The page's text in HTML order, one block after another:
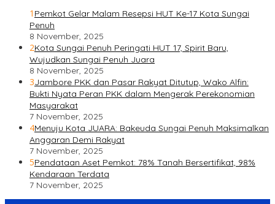
1 Pemkot Gelar Malam Resepsi HUT Ke-17 Kota Sungai
Penuh
8 November, 2025
2Kota Sungai Penuh Peringati HUT 17, Spirit Baru,
Wujudkan Sungai Penuh Juara
8 November, 2025
3Jambore PKK dan Pasar Rakyat Ditutup, Wako Alfin:
Bukti Nyata Peran PKK dalam Mengerak Perekonomian
Masyarakat
7 November, 2025
4Menuju Kota JUARA: Bakeuda Sungai Penuh Maksimalkan
Anggaran Demi Rakyat
7 November, 2025
5Pendataan Aset Pemkot: 78% Tanah Bersertifikat, 98%
Kendaraan Terdata
7 November, 2025